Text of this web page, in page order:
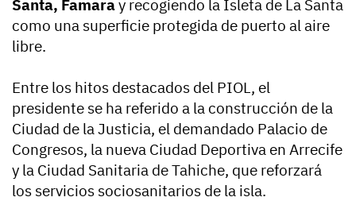
Santa, Famaray recogiendo la Isleta de La Santa
como una superficie protegida de puerto al aire
libre.
Entre los hitos destacados del PIOL, el
presidente se ha referido a la construcción de la
Ciudad de la Justicia, el demandado Palacio de
Congresos, la nueva Ciudad Deportiva en Arrecife
y la Ciudad Sanitaria de Tahiche, que reforzará
los servicios sociosanitarios de la isla.